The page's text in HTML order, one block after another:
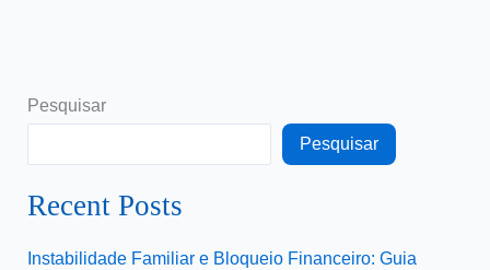
Pesquisar
Pesquisar
Recent Posts
Instabilidade Familiar e Bloqueio Financeiro: Guia